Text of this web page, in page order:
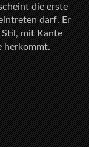
die erste
darf. Er
mit Kante
herkommt.